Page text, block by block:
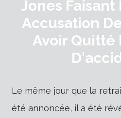
Jones Faisant
Accusation
Avoir Quitté
Le même jour que la
été annoncée, il a été